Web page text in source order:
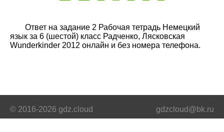
Ответ на задание 2 Рабочая тетрадь Немецкий
язык за 6 (шестой) класс Радченко, Лясковская
Wunderkinder 2012 онлайн и без номера телефона.
© 2016-2026 gdz.cloud gdzcloud@bk.ru